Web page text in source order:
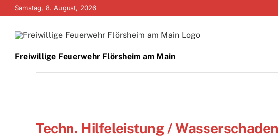
Zum
springen
Samstag, 8. August, 2026
Freiwillige Feuerwehr Flörsheim am Main
Techn. Hilfeleistung / Wasserschaden